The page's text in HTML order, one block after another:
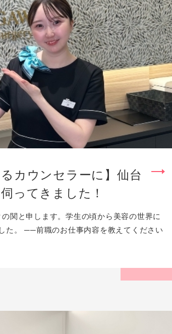
カウンセラーに】仙台
ってきました！
関と申します。学生の頃から美容の世界に
た。 ──前職のお仕事内容を教えてください